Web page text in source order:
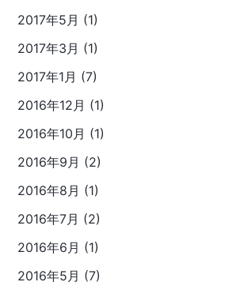
2017年5月 (1)
2017年3月 (1)
2017年1月 (7)
2016年12月 (1)
2016年10月 (1)
2016年9月 (2)
2016年8月 (1)
2016年7月 (2)
2016年6月 (1)
2016年5月 (7)